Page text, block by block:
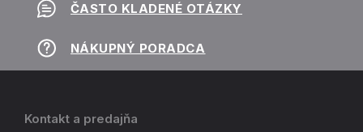
ČASTO KLADENÉ OTÁZKY
NÁKUPNÝ PORADCA
Kontakt a predajňa